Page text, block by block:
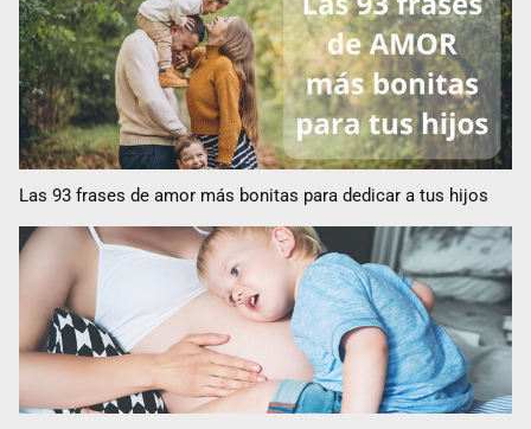
Las 93 frases de amor más bonitas para dedicar a tus hijos